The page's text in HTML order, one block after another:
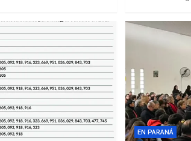
EN PARANÁ